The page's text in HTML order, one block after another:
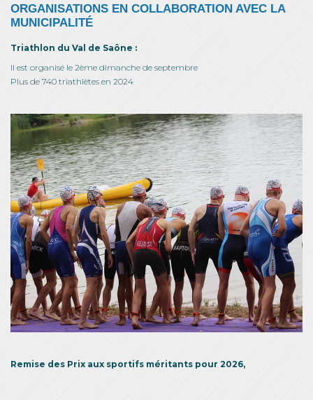
ORGANISATIONS EN COLLABORATION AVEC LA
MUNICIPALITÉ
Triathlon du Val de Saône :
Il est organisé le 2ème dimanche de septembre
Plus de 740 triathlètes en 2024
Remise des Prix aux sportifs méritants pour 2026,